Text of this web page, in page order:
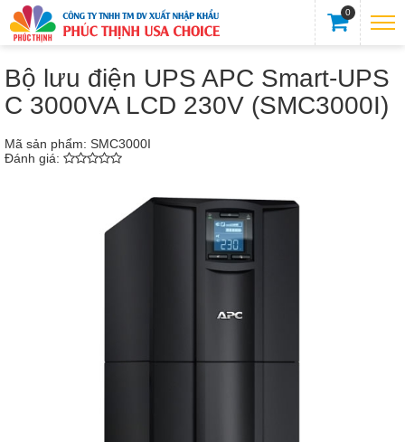
0
Bộ lưu điện UPS APC Smart-UPS
C 3000VA LCD 230V (SMC3000I)
Mã sản phẩm: SMC3000I
Đánh giá: